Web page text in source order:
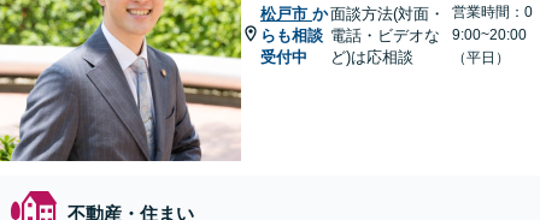
松戸市 か
らも相談
受付中
面談方法(対面・
電話・ビデオな
ど)は応相談
営業時間：0
9:00~20:00
（平日）
不動産・住まい